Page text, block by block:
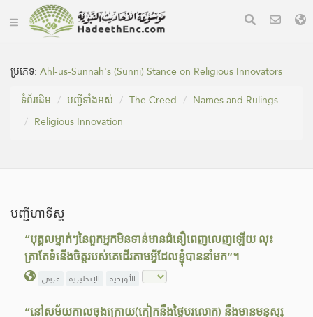
ប្រភេទ:Ahl-us-Sunnah's (Sunni) Stance on Religious Innovators
ទំព័រ​ដេីម
បញ្ជីទាំងអស់ The Creed
Names and Rulings
Religious Innovation
បញ្ជីហាទីស្ហ
“បុគ្គលម្នាក់ៗនៃពួកអ្នកមិនទាន់មានជំនឿពេញលេញឡើយ លុះ
ត្រាតែទំនើងចិត្តរបស់គេដើរតាមអ្វីដែលខ្ញុំបាននាំមក”។
عربي الإنجليزية الأوردية
“នៅសម័យកាលចុងក្រោយ(កៀកនឹងថ្ងៃបរលោក) នឹងមានមនុស្ស